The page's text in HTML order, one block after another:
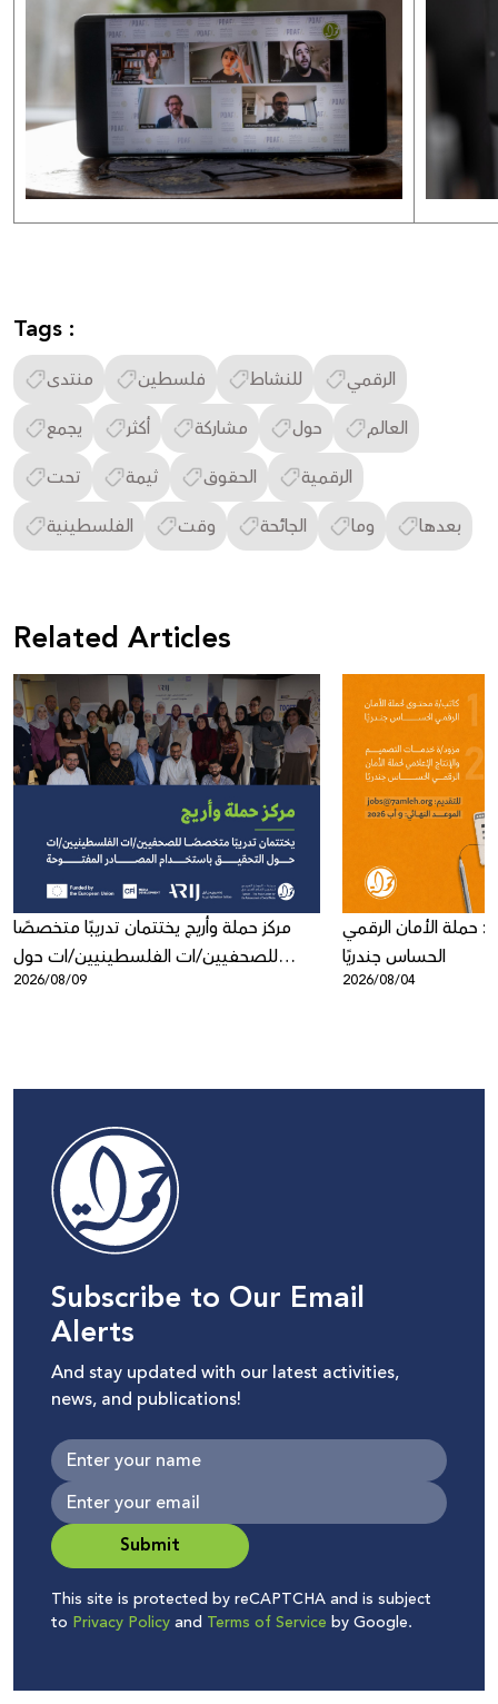
Tags :
منتدى فلسطين للنشاط
الرقمي
يجمع
أكثر مشاركة حول
العالم
تحت
ثيمة الحقوق
الرقمية
الفلسطينية
وقت الجائحة وما بعدها
Related Articles
مركز حملة وأريج يختتمان تدريبًا متخصصًا
للصحفيين/ات الفلسطينيين/ات حول
التحقيق باستخدام المصادر المفتوحة
2026/08/09
حملة الأمان الرقمي
الحساس جندريًا
2026/08/04
Subscribe to Our Email
Alerts
And stay updated with our latest activities,
news, and publications!
Submit
This site is protected by reCAPTCHA and is subject
to Privacy Policyand Terms of Service by Google.